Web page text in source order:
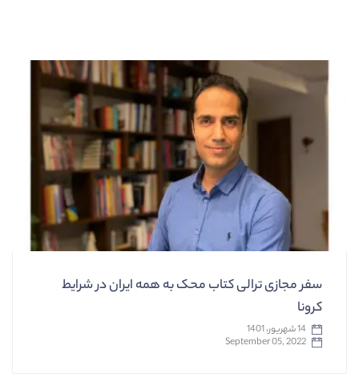
سفر مجازی ترالی کتاب محک به همه ایران در شرایط
کرونا